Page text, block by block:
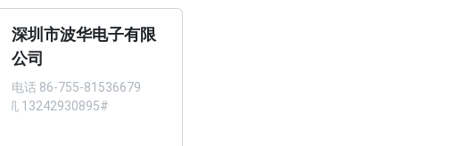
深圳市波华电子有限
公司
电话 86-755-81536679
手机 13242930895#